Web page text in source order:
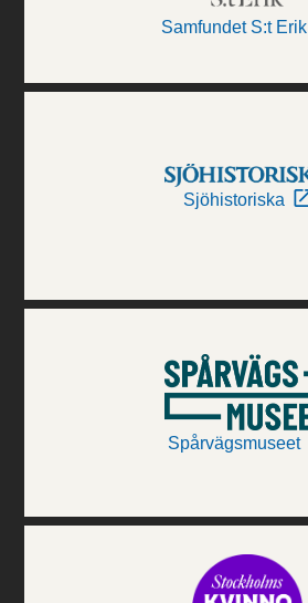
Samfundet S:t Erik
Sjöhistoriska
Spårvägsmuseet